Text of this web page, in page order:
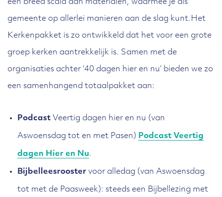
een breed scala aan materialen, waarmee je als
gemeente op allerlei manieren aan de slag kunt.Het
Kerkenpakket is zo ontwikkeld dat het voor een grote
groep kerken aantrekkelijk is. Samen met de
organisaties achter ‘40 dagen hier en nu’ bieden we zo
een samenhangend totaalpakket aan:
Podcast Veertig dagen hier en nu (van
Aswoensdag tot en met Pasen) Podcast Veertig
dagen Hier en Nu.
Bijbelleesrooster voor alledag (van Aswoensdag
tot met de Paasweek): steeds een Bijbellezing met